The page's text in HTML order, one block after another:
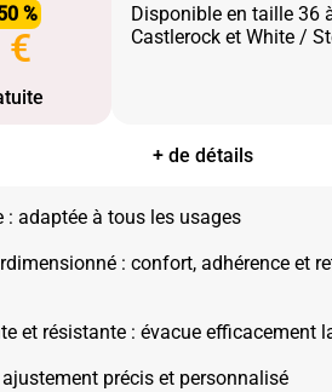
%
€
Disponible en taille 36
+ de détails
: adaptée à tous les usages
: confort, adhérence et
et résistante : évacue efficacement
précis et personnalisé